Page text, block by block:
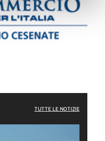
TUTTE LE NOTIZIE